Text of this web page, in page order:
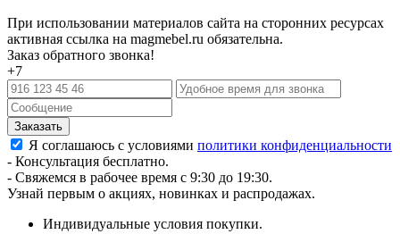
При использовании материалов сайта на сторонних ресурсах
активная ссылка на magmebel.ru обязательна.
Заказ обратного звонка!
+7
Я соглашаюсь с условиями политики конфиденциальности
- Консультация бесплатно.
- Свяжемся в рабочее время с 9:30 до 19:30.
Узнай первым о акциях, новинках и распродажах.
Индивидуальные условия покупки.